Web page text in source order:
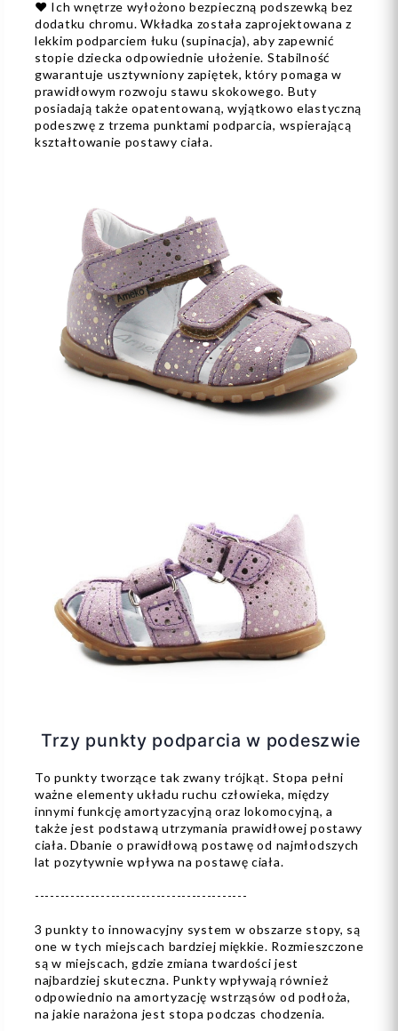
❤️ Ich wnętrze wyłożono bezpieczną podszewką bez
dodatku chromu. Wkładka została zaprojektowana z
lekkim podparciem łuku (supinacja), aby zapewnić
stopie dziecka odpowiednie ułożenie. Stabilność
gwarantuje usztywniony zapiętek, który pomaga w
prawidłowym rozwoju stawu skokowego. Buty
posiadają także opatentowaną, wyjątkowo elastyczną
podeszwę z trzema punktami podparcia, wspierającą
kształtowanie postawy ciała.
Trzy punkty podparcia w podeszwie
To punkty tworzące tak zwany trójkąt. Stopa pełni
ważne elementy układu ruchu człowieka, między
innymi funkcję amortyzacyjną oraz lokomocyjną, a
także jest podstawą utrzymania prawidłowej postawy
ciała. Dbanie o prawidłową postawę od najmłodszych
lat pozytywnie wpływa na postawę ciała.
------------------------------------------
3 punkty to innowacyjny system w obszarze stopy, są
one w tych miejscach bardziej miękkie. Rozmieszczone
są w miejscach, gdzie zmiana twardości jest
najbardziej skuteczna. Punkty wpływają również
odpowiednio na amortyzację wstrząsów od podłoża,
na jakie narażona jest stopa podczas chodzenia.